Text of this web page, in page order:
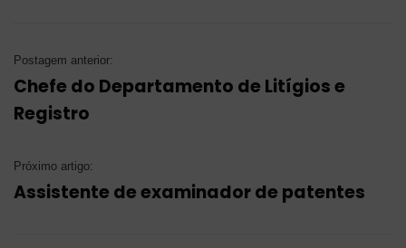
Postagem anterior:
Chefe do Departamento de Litígios e
Registro
Próximo artigo:
Assistente de examinador de patentes